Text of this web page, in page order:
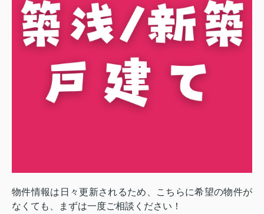
物件情報は日々更新されるため、こちらに希望の物件が
なくても、まずは一度ご相談ください！